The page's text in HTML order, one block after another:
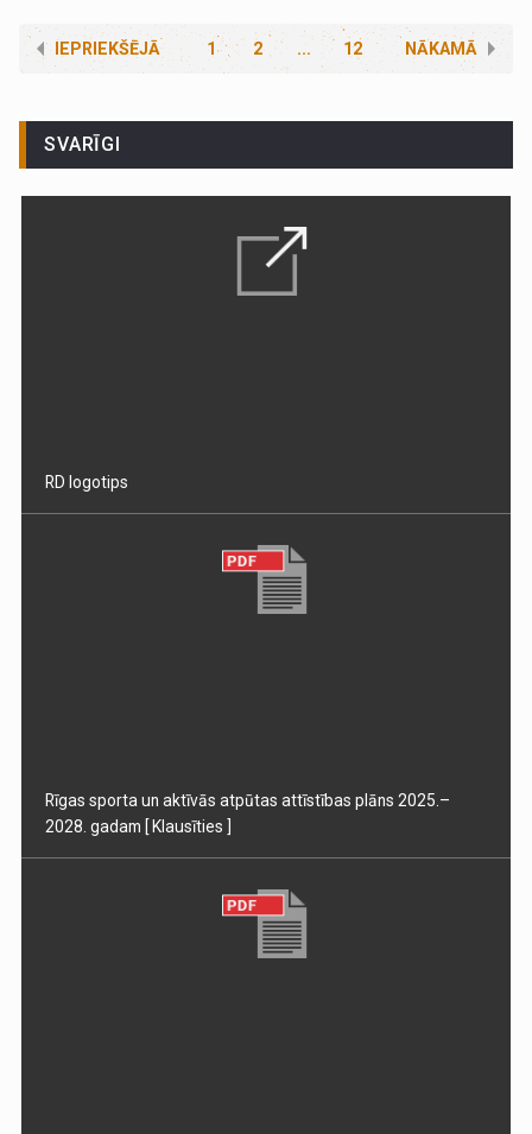
IEPRIEKŠĒJĀ 1 2 NĀKAMĀ
... 12
SVARĪGI
RD logotips
Rīgas sporta un aktīvās atpūtas attīstības plāns 2025.–
2028. gadam [ Klausīties ]